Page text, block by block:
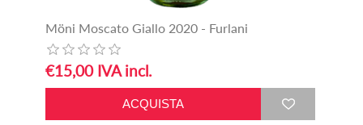
Möni Moscato Giallo 2020 - Furlani
€15,00 IVA incl.